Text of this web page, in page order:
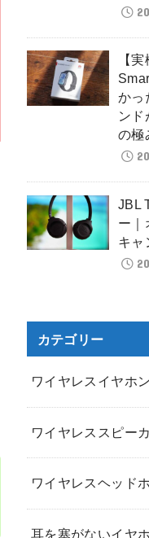
【
かっ
ンド
の極
JBL
ー｜
キャ
カテゴリー
ワイヤレスイヤホン
ワイヤレススピー
ワイヤレスヘッド
耳を塞がないイヤ